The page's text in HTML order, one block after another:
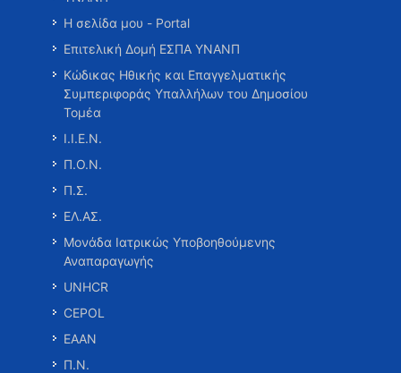
Η σελίδα μου - Portal
Επιτελική Δομή ΕΣΠΑ ΥΝΑΝΠ
Κώδικας Ηθικής και Επαγγελματικής
Συμπεριφοράς Υπαλλήλων του Δημοσίου
Τομέα
Ι.Ι.Ε.Ν.
Π.Ο.Ν.
Π.Σ.
ΕΛ.ΑΣ.
Μονάδα Ιατρικώς Υποβοηθούμενης
Αναπαραγωγής
UNHCR
CEPOL
ΕΑΑΝ
Π.Ν.